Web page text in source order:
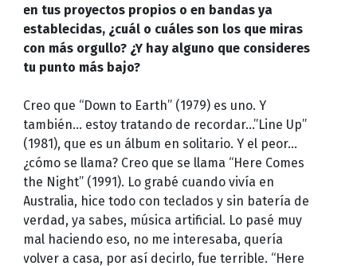
en tus proyectos propios o en bandas ya
establecidas, ¿cuál o cuáles son los que miras
con más orgullo? ¿Y hay alguno que consideres
tu punto más bajo?
Creo que “Down to Earth” (1979) es uno. Y
también… estoy tratando de recordar…”Line Up”
(1981), que es un álbum en solitario. Y el peor…
¿cómo se llama? Creo que se llama “Here Comes
the Night” (1991). Lo grabé cuando vivía en
Australia, hice todo con teclados y sin batería de
verdad, ya sabes, música artificial. Lo pasé muy
mal haciendo eso, no me interesaba, quería
volver a casa, por así decirlo, fue terrible. “Here